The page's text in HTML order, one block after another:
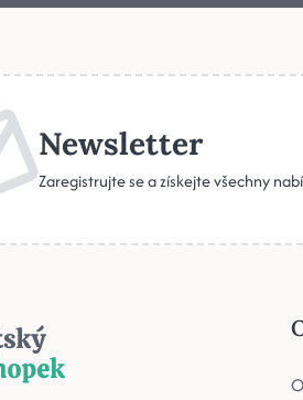
Newsletter
Zaregistrujte se a získejte všechny